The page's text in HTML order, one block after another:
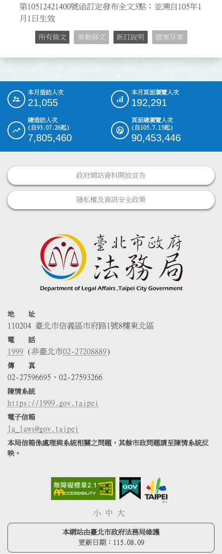
第10512421400號函訂定發布全文3點；並溯自105年1
月1日生效
所有條文 異動條文 新訂說明 提案草案
::: 本月造訪人次
21,055
本月頁面瀏覽人次
192,291
總造訪人次
(自93.07.26起)
7,805,460
頁面總瀏覽人次
(自105.7.15起)
90,453,446
政府網站資料開放宣告
隱私權及資訊安全政策
地 址
110204 臺北市信義區市府路1號8樓東北區
電 話
1999 (非臺北市02-27208889)
傳 真
02-27596695、02-27593266
陳情系統
https://1999.gov.taipei
電子信箱
la_laws@gov.taipei
本局信箱係處理與系統相關之問題，其餘市政問題請至陳情系統反
映。
小 中 大
本網站由臺北市政府法務局維護
更新日期： 115.08.09